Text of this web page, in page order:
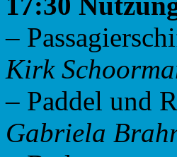
–
Kirk
– Paddel und
Gabriela